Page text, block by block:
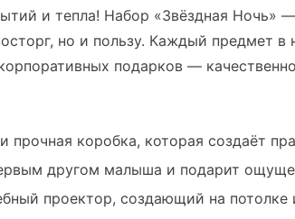
и тепла! Набор «Звёздная Ночь»
но и пользу. Каждый предмет в
подарков —
прочная коробка, которая создаёт
другом малыша и подарит
проектор, создающий на потолке